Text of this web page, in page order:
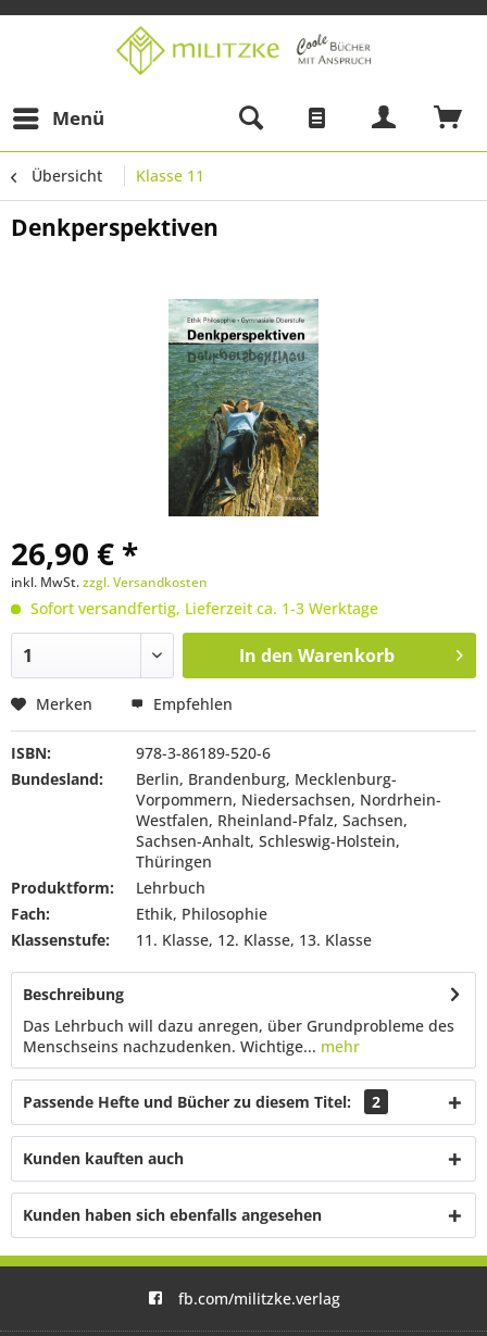
Menü
Übersicht Klasse 11
Denkperspektiven
26,90 € *
inkl. MwSt.zzgl. Versandkosten
Sofort versandfertig, Lieferzeit ca. 1-3 Werktage
In den Warenkorb
Merken Empfehlen
ISBN:
978-3-86189-520-6
Bundesland:
Berlin, Brandenburg, Mecklenburg-
Vorpommern, Niedersachsen, Nordrhein-
Westfalen, Rheinland-Pfalz, Sachsen,
Sachsen-Anhalt, Schleswig-Holstein,
Thüringen
Produktform:
Lehrbuch
Fach:
Ethik, Philosophie
Klassenstufe:
11. Klasse, 12. Klasse, 13. Klasse
Beschreibung
Das Lehrbuch will dazu anregen, über Grundprobleme des
Menschseins nachzudenken. Wichtige... mehr
Passende Hefte und Bücher zu diesem Titel: 2
Kunden kauften auch
Kunden haben sich ebenfalls angesehen
fb.com/militzke.verlag